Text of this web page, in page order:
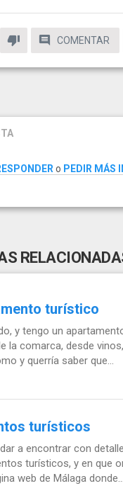
COMENTAR
o PEDIR MÁS
turístico
y tengo un
la comarca, desde
y querría saber que...
turísticos
a encontrar con
turísticos, y en que
web de Málaga donde...